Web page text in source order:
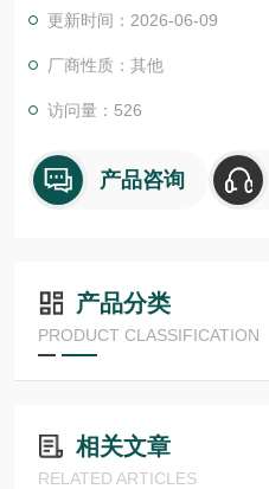
更新时间：2026-06-09
厂商性质：其他
访问量：526
产品咨询
产品分类
PRODUCT CLASSIFICATION
相关文章
RELATED ARTICLES